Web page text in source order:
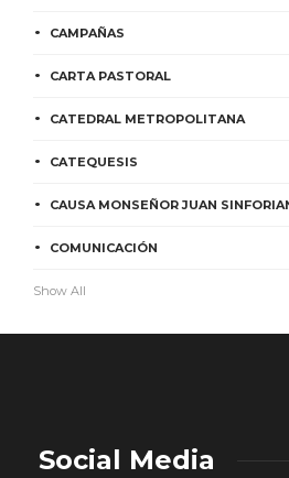
CAMPAÑAS
CARTA PASTORAL
CATEDRAL METROPOLITANA
CATEQUESIS
CAUSA MONSEÑOR JUAN
COMUNICACIÓN
Show All
Social Media